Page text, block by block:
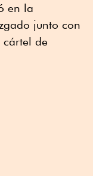
en la
junto con
cártel de